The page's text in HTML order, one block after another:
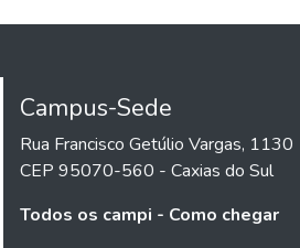
Campus-Sede
Rua Francisco Getúlio Vargas, 1130
CEP 95070-560 - Caxias do Sul
Todos os campi - Como chegar